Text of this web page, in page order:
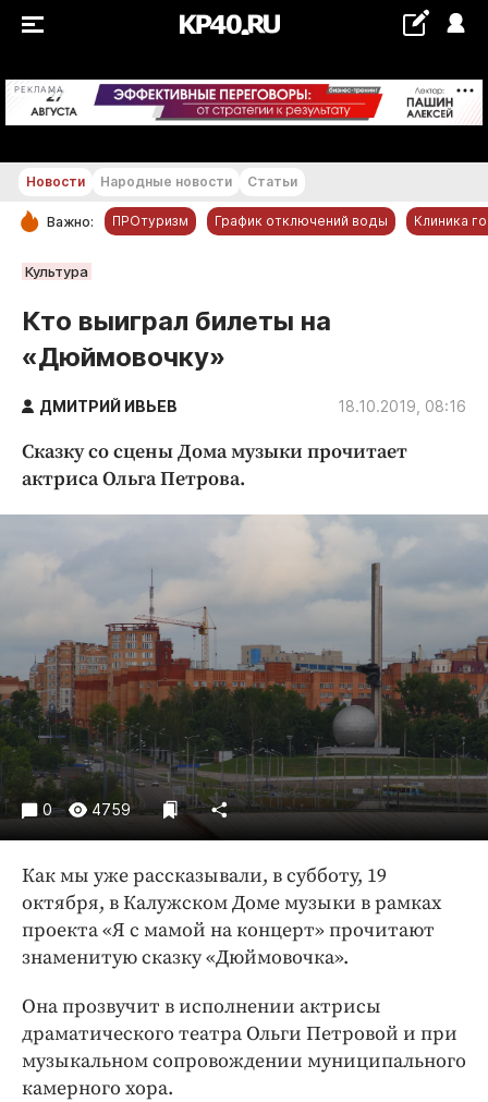
РЕКЛАМА +17...+18 °С
РУБРИКИ
Новости компаний
Статьи
Народные новости
Благоустройство
Недвижимость и ЖКХ
Образование
Общество
Погода
Праздники
Происшествия
Спорт
Экономика и бизнес
ПРОЕКТЫ
Блоги
Издания
Медиаперсона
Клиника года
Бренд года
Работодатель года
Новости Народные новости Статьи
Важно: ПРОтуризм График отключений воды Клиника
Культура
Кто выиграл билеты на
«Дюймовочку»
ДМИТРИЙ ИВЬЕВ 18.10.2019, 08:16
Сказку со сцены Дома музыки прочитает
актриса Ольга Петрова.
0 4759
Как мы уже рассказывали, в субботу, 19
октября, в Калужском Доме музыки в рамках
проекта «Я с мамой на концерт» прочитают
знаменитую сказку «Дюймовочка».
Она прозвучит в исполнении актрисы
драматического театра Ольги Петровой и при
музыкальном сопровождении муниципального
камерного хора.